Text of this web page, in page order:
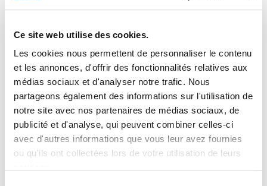
Ce site web utilise des cookies.
Les cookies nous permettent de personnaliser le contenu
et les annonces, d'offrir des fonctionnalités relatives aux
médias sociaux et d'analyser notre trafic. Nous
partageons également des informations sur l'utilisation de
notre site avec nos partenaires de médias sociaux, de
publicité et d'analyse, qui peuvent combiner celles-ci
avec d'autres informations que vous leur avez fournies
ou qu'ils ont collectées lors de votre utilisation de leurs
Complément : 0
Plantation deHAKONECHLOA macra
'Beni-kaze'
La plantation d’une vivace est une opération très simple. Faire
un trou de 2 à 3 fois la taille du pot. Ameublir au fond du trou
et venir écraser la terre meuble avec la motte de votre
HAKONECHLOA macra 'Beni-kaze'. Reboucher avec la terre
que vous avez sortie auparavant. Paillez avec 2 à 3 cm de